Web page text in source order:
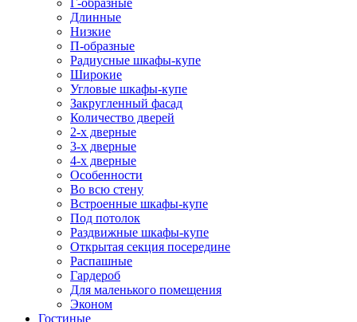
Г-образные
Длинные
Низкие
П-образные
Радиусные шкафы-купе
Широкие
Угловые шкафы-купе
Закругленный фасад
Количество дверей
2-х дверные
3-х дверные
4-х дверные
Особенности
Во всю стену
Встроенные шкафы-купе
Под потолок
Раздвижные шкафы-купе
Открытая секция посередине
Распашные
Гардероб
Для маленького помещения
Эконом
Гостиные